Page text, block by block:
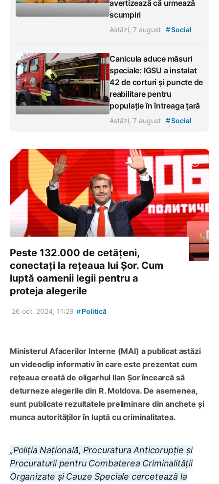
avertizează că urmează
scumpiri
Astăzi, 7 august #Social
Canicula aduce măsuri
speciale: IGSU a instalat
42 de corturi și puncte de
reabilitare pentru
populație în întreaga țară
Astăzi, 7 august #Social
Peste 132.000 de cetățeni,
conectați la rețeaua lui Șor. Cum
luptă oamenii legii pentru a
proteja alegerile
26 oct. 2024, 11:29 #Politică
Ministerul Afacerilor Interne (MAI) a publicat astăzi
un videoclip informativ în care este prezentat cum
rețeaua creată de oligarhul Ilan Șor încearcă să
deturneze alegerile din R. Moldova. De asemenea,
sunt publicate rezultatele preliminare din anchete și
munca autorităților în luptă cu criminalitatea.
„Poliția Națională, Procuratura Anticorupție și
Procuraturii pentru Combaterea Criminalității
Organizate și Cauze Speciale cercetează la